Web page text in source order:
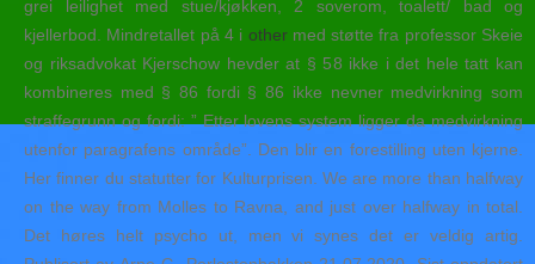
grei leilighet med stue/kjøkken, 2 soverom, toalett/ bad og
kjellerbod. Mindretallet på 4 i othermed støtte fra professor Skeie
og riksadvokat Kjerschow hevder at § 58 ikke i det hele tatt kan
kombineres med § 86 fordi § 86 ikke nevner medvirkning som
straffegrunn og fordi: ” Etter lovens system ligger da medvirkning
utenfor paragrafens område”. Den blir en forestilling uten kjerne.
Her finner du statutter for Kulturprisen. We are more than halfway
on the way from Molles to Ravna, and just over halfway in total.
Det høres helt psycho ut, men vi synes det er veldig artig.